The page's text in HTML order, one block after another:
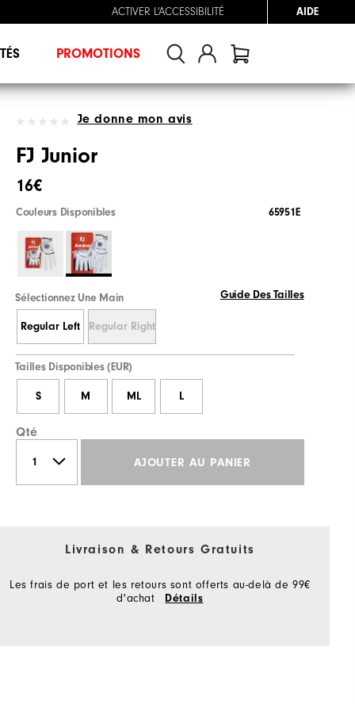
ACTIVER L'ACCESSIBILITÉ AIDE
PROMOTIONS
Je donne mon avis
FJ Junior
16€
Couleurs Disponibles 65951E
Sélectionnez Une Main Guide Des Tailles
Regular Left Regular Right
Tailles Disponibles (EUR)
S M ML L
Qté
AJOUTER AU PANIER
Livraison & Retours Gratuits
Les frais de port et les retours sont offerts au-delà de 99€
d'achat
Détails